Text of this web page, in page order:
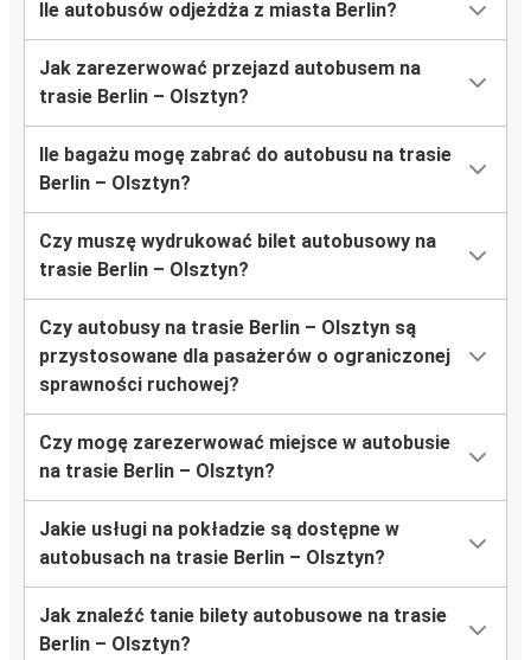
Ile autobusów odjeżdża z miasta Berlin?
Jak zarezerwować przejazd autobusem na
trasie Berlin – Olsztyn?
Ile bagażu mogę zabrać do autobusu na trasie
Berlin – Olsztyn?
Czy muszę wydrukować bilet autobusowy na
trasie Berlin – Olsztyn?
Czy autobusy na trasie Berlin – Olsztyn są
przystosowane dla pasażerów o ograniczonej
sprawności ruchowej?
Czy mogę zarezerwować miejsce w autobusie
na trasie Berlin – Olsztyn?
Jakie usługi na pokładzie są dostępne w
autobusach na trasie Berlin – Olsztyn?
Jak znaleźć tanie bilety autobusowe na trasie
Berlin – Olsztyn?